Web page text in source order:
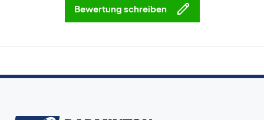
Bewertung schreiben